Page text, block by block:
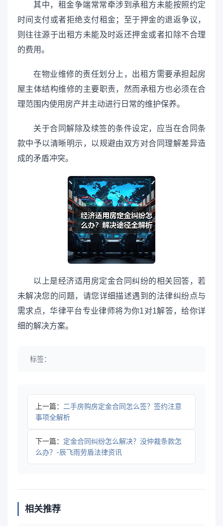
其中，租金争端常常牵涉到承租方未能按照约定
时间支付或者拒绝支付租金；至于押金的退返争议，
则往往源于出租方未能及时返还押金或者扣除不合理
的费用。
在物业维修的责任划分上，出租方需要承担起房
屋主体结构维修的主要职责，然而承租方也必须在合
理范围内使用房产并主动进行日常的维护保养。
关于合同解除及续签的条件设定，应当在合同条
款中予以清晰明示，以规避由双方对合同理解差异造
成的矛盾冲突。
以上是经济适用房定金合同纠纷的相关回答，若
未解决您的问题，请您详细描述遇到的法律纠纷点与
需求点，华律平台专业律师将为你1对1解答，给你详
细的解决方案。
标签：
上一篇：
二手房购房定金合同怎么签？签约注意
事项全解析
下一篇： 定金合同纠纷怎么解决？没仲裁条款怎
么办？-辰飞雨劳盾法律资讯
相关推荐